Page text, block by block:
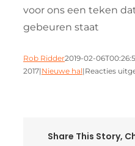
voor ons een teken
gebeuren staat
Rob Ridder2019-02-
2017|Nieuwe hal|Reacties
Share This Story,